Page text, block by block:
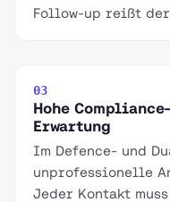
Follow-up reißt der
03
Hohe
Erwartung
Im Defence- und
unprofessionelle
Jeder Kontakt